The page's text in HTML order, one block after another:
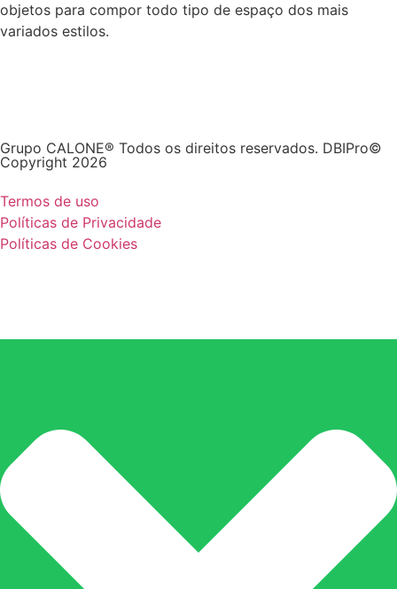
objetos para compor todo tipo de espaço dos mais
variados estilos.
Grupo CALONE® Todos os direitos reservados. DBIPro©
Copyright 2026
Termos de uso
Políticas de Privacidade
Políticas de Cookies